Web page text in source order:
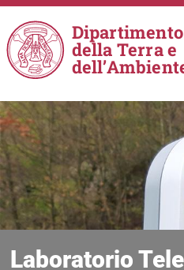
Salta al contenuto principale
della Terra e
Laboratorio